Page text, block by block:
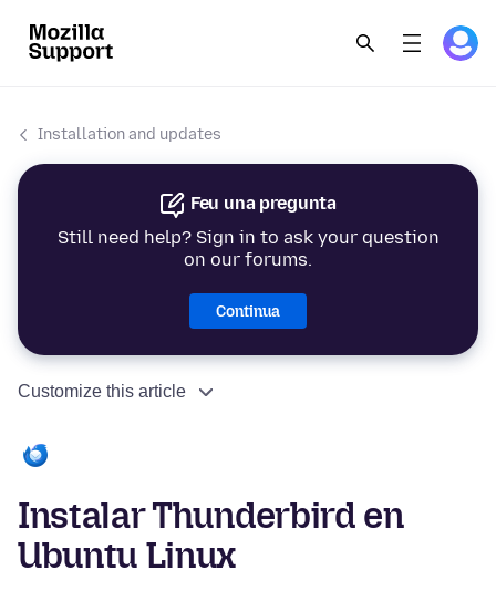
Installation and updates
Feu una pregunta
Still need help? Sign in to ask your question
on our forums.
Continua
Customize this article
Instalar Thunderbird en
Ubuntu Linux